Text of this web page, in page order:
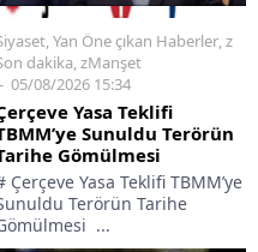
,Yan Öne çıkan Haberler,z
dakika,zManşet
05/08/2026 15:34
Yasa Teklifi
Sunuldu Terörün
Gömülmesi
Çerçeve Yasa Teklifi TBMM’ye
Terörün Tarihe
...